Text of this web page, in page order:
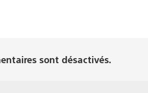
sont désactivés.